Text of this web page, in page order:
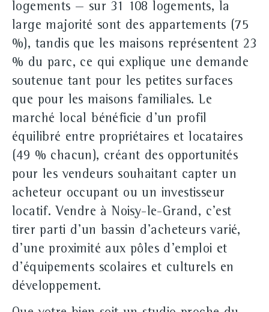
logements — sur 31 108 logements, la
large majorité sont des appartements (75
%), tandis que les maisons représentent 23
% du parc, ce qui explique une demande
soutenue tant pour les petites surfaces
que pour les maisons familiales. Le
marché local bénéficie d'un profil
équilibré entre propriétaires et locataires
(49 % chacun), créant des opportunités
pour les vendeurs souhaitant capter un
acheteur occupant ou un investisseur
locatif. Vendre à Noisy‑le‑Grand, c'est
tirer parti d'un bassin d'acheteurs varié,
d'une proximité aux pôles d'emploi et
d'équipements scolaires et culturels en
développement.